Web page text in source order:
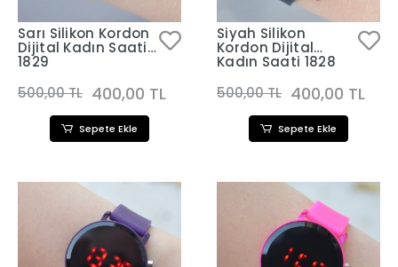
Sarı Silikon Kordon
Dijital Kadın Saati
1829
500,00 TL 400,00 TL
Sepete Ekle
Siyah Silikon
Kordon Dijital
Kadın Saati 1828
500,00 TL 400,00 TL
Sepete Ekle